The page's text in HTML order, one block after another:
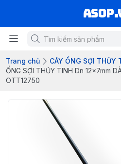
Trang chủ
CÂY ỐNG SỢI THỦY
ỐNG SỢI THỦY TINH Dn 12x7mm
OTT12750